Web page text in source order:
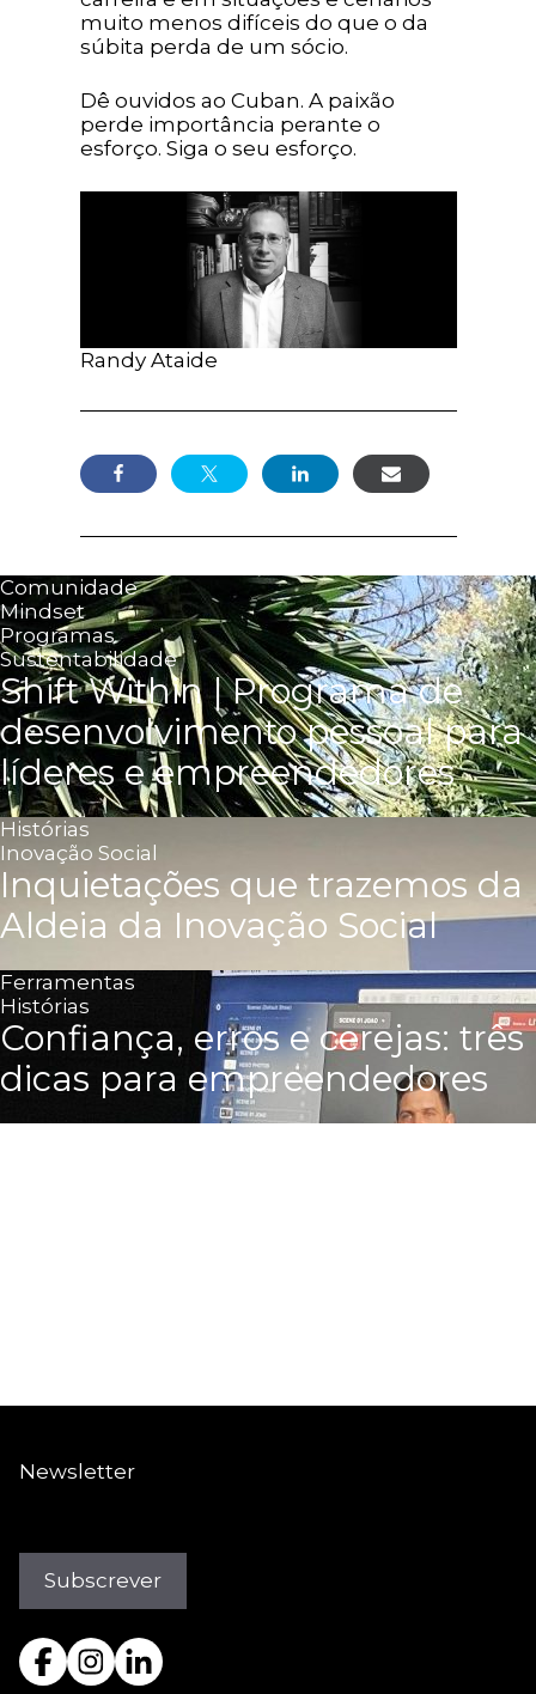
muito menos difíceis do que o da
súbita perda de um sócio.
Dê ouvidos ao Cuban. A paixão
perde importância perante o
esforço. Siga o seu esforço.
Randy Ataide
Comunidade
Mindset
Programas
Sustentabilidade
Shift Within | Programa de
desenvolvimento pessoal para
líderes e empreendedores
Histórias
Inovação Social
Inquietações que trazemos da
Aldeia da Inovação Social
Ferramentas
Histórias
Confiança, erros e cerejas: três
dicas para empreendedores
Newsletter